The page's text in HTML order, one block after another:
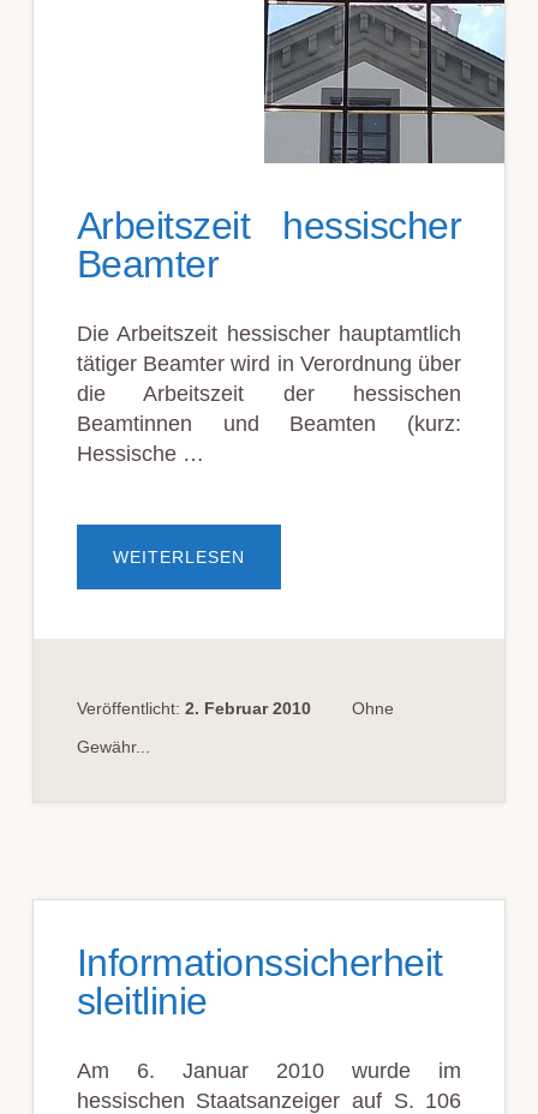
Arbeitszeit hessischer
Beamter
Die Arbeitszeit hessischer hauptamtlich
tätiger Beamter wird in Verordnung über
die Arbeitszeit der hessischen
Beamtinnen und Beamten (kurz:
Hessische …
WEITERLESEN
BEAMTER
Veröffentlicht: 2. Februar 2010
Ohne
Gewähr...
Informationssicherheit
sleitlinie
Am 6. Januar 2010 wurde im
hessischen Staatsanzeiger auf S. 106